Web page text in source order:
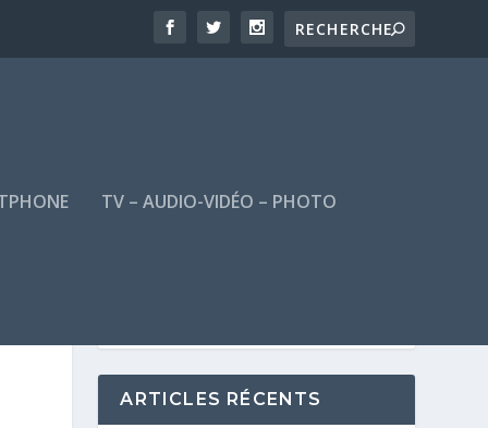
TV – AUDIO-VIDÉO – PHOTO
ARTICLES RÉCENTS